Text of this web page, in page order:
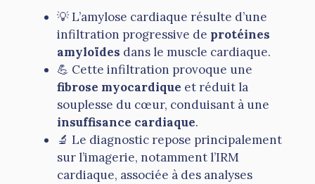
💡 L’amylose cardiaque résulte d’une
infiltration progressive de protéines
amyloïdes dans le muscle cardiaque.
💪 Cette infiltration provoque une
fibrose myocardique et réduit la
souplesse du cœur, conduisant à une
insuffisance cardiaque.
🔬 Le diagnostic repose principalement
sur l’imagerie, notamment l’IRM
cardiaque, associée à des analyses